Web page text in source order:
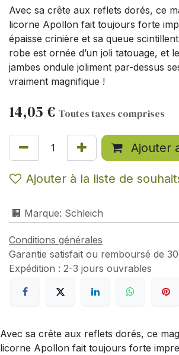
Avec sa crête aux reflets dorés, ce
licorne Apollon fait toujours forte
épaisse crinière et sa queue
robe est ornée d’un joli tatouage, et
jambes ondule joliment par-dessus
vraiment magnifique !
14,05 € Toutes taxes comprises
Ajouter
Ajouter à la liste de
🏢 Marque: Schleich
Conditions générales
Garantie satisfait ou remboursé de
Expédition : 2-3 jours ouvrables
Avec sa crête aux reflets dorés, ce
licorne Apollon fait toujours forte